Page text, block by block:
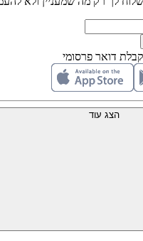
דואר פרסומי
הצג עוד